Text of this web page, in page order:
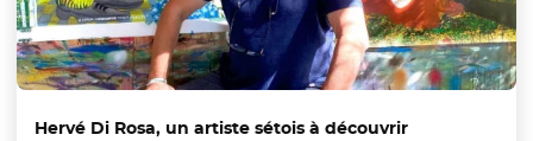
Hervé Di Rosa, un artiste sétois à découvrir